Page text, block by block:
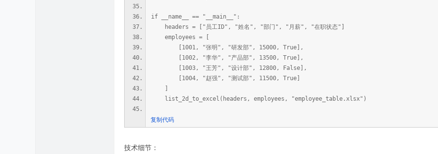
if __name__ == "__main__":
headers = ["员工ID", "姓名", "部门", "月薪", "在职状态"]
employees = [
[1001, "张明", "研发部", 15000, True],
[1002, "李华", "产品部", 13500, True],
[1003, "王芳", "设计部", 12800, False],
[1004, "赵强", "测试部", 11500, True]
list_2d_to_excel(headers, employees, "employee_table.xlsx")
复制代码
技术细节：